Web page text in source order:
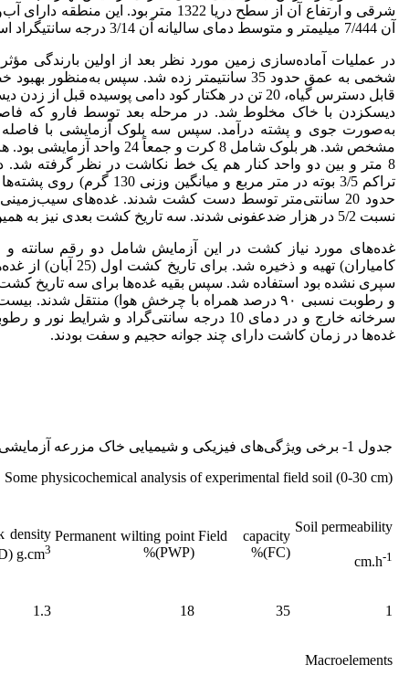
شرقی و ارتفاع آن از سطح دریا 1322 متر
آن 7/444 میلیمتر و متوسط دمای سالیانه آن 3/14 درجه سانتیگراد است.
شخمی به عمق حدود 35 سانتیمتر زده شد. سپس
قابل دسترس گیاه، 20 تن در هکتار کود دامی
8 متر و بین دو واحد کنار هم یک خط نکاشت در نظر گرفته
حدود 20 سانتی‌متر توسط دست کشت شدند. غده‌های
نسبت 5/2 در هزار ضدعفونی شدند. سه تاریخ کشت بعدی نیز به همین نحو کشت شدند.
غده‌های مورد نیاز کشت در این آزمایش شامل دو رقم سانته و
کامیاران) تهیه و
و رطوبت نسبی ۹۰ درصد همراه با چرخش هوا) منتقل
سرخانه خارج و در دمای 10 درجه سانتی‌گراد و
غده‌ها در زمان کاشت دارای چند جوانه حجیم و سفت بودند.
جدول 1- برخی ویژگی‌های فیزیکی و شیمیایی خاک مزرعه آزمایشی در عمق صفر تا 30 سانتی‌متری
Some physicochemical analysis of experimental field soil (0-30 cm)
Soil permeability
cm.h-1
Field capacity
(FC)%
Permanent wilting point
(PWP)%
density
g.cm3
1
35
18
1.3
Macroelements